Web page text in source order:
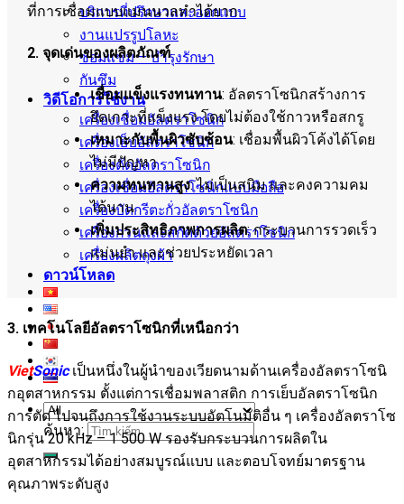
บริการที่ปรึกษาและออกแบบ
งานแปรรูปโลหะ
ซ่อมแซม – บำรุงรักษา
กันซึม
วิดีโอการใช้งาน
เครื่องเชื่อมอัลตราโซนิก
เครื่องเย็บอัลตราโซนิก
เครื่องตัดอัลตราโซนิก
เครื่องเชื่อมอัลตราโซนิกแบบมือถือ
เครื่องบัดกรีตะกั่วอัลตราโซนิก
เครื่องกวนและสกัดด้วยอัลตราโซนิก
เครื่องผลิตถุงผ้า
ดาวน์โหลด
ค้นหา:
ที่การเชื่อมแบบแมนนวลทำได้ยาก
2. จุดเด่นของผลิตภัณฑ์
เชื่อมแข็งแรงทนทาน: อัลตราโซนิกสร้างการ
ยึดเกาะที่แข็งแรง โดยไม่ต้องใช้กาวหรือสกรู
เหมาะกับพื้นผิวซับซ้อน: เชื่อมพื้นผิวโค้งได้โดย
ไม่มีปัญหา
ความทนทานสูง: ไม่เป็นสนิม และคงความคม
ได้นาน
เพิ่มประสิทธิภาพการผลิต: กระบวนการรวดเร็ว
แม่นยำ และช่วยประหยัดเวลา
3. เทคโนโลยีอัลตราโซนิกที่เหนือกว่า
VietSonicเป็นหนึ่งในผู้นำของเวียดนามด้านเครื่องอัลตราโซนิ
กอุตสาหกรรม ตั้งแต่การเชื่อมพลาสติก การเย็บอัลตราโซนิก
การตัด ไปจนถึงการใช้งานระบบอัตโนมัติอื่น ๆ เครื่องอัลตราโซ
นิกรุ่น 20 kHz – 1 500 W รองรับกระบวนการผลิตใน
อุตสาหกรรมได้อย่างสมบูรณ์แบบ และตอบโจทย์มาตรฐาน
คุณภาพระดับสูง